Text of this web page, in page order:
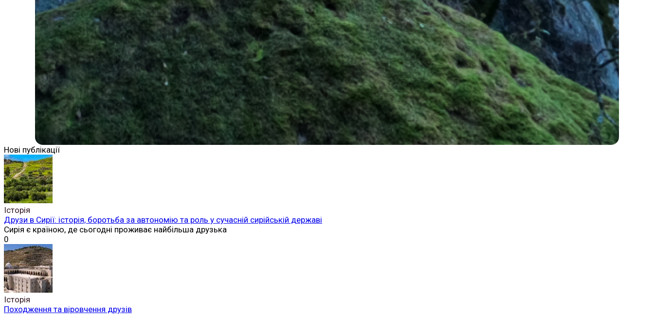
Нові публікації
Історія
Друзи в Сирії: історія, боротьба за автономію та роль у сучасній сирійській державі
Сирія є країною, де сьогодні проживає найбільша друзька
0
Історія
Походження та віровчення друзів